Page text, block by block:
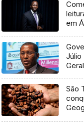
em
Júlio
São